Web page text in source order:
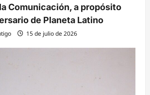
Comunicación, a propósito
de Planeta Latino
15 de julio de 2026